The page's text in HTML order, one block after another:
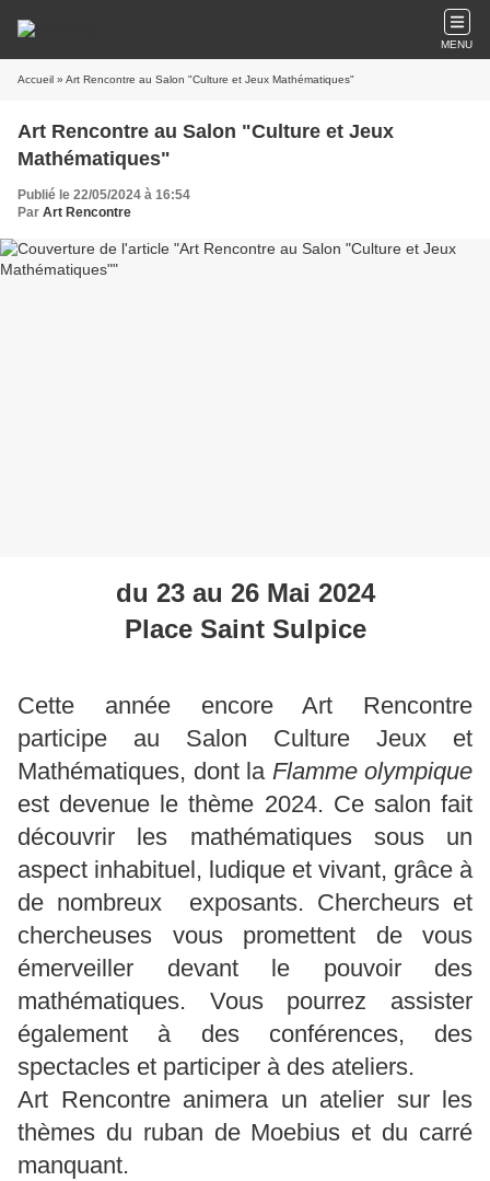
MENU
Accueil » Art Rencontre au Salon "Culture et Jeux Mathématiques"
Art Rencontre au Salon "Culture et Jeux
Mathématiques"
Publié le 22/05/2024 à 16:54
Par Art Rencontre
du 23 au 26 Mai 2024
Place Saint Sulpice
Cette année encore Art Rencontre
participe au Salon Culture Jeux et
Mathématiques, dont la Flamme olympique
est devenue le thème 2024. Ce salon fait
découvrir les mathématiques sous un
aspect inhabituel, ludique et vivant, grâce à
de nombreux exposants. Chercheurs et
chercheuses vous promettent de vous
émerveiller devant le pouvoir des
mathématiques. Vous pourrez assister
également à des conférences, des
spectacles et participer à des ateliers.
Art Rencontre animera un atelier sur les
thèmes du ruban de Moebius et du carré
manquant.